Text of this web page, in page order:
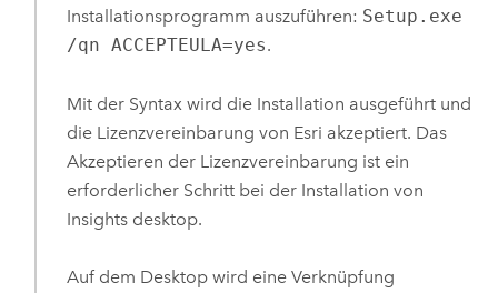
Installationsprogramm auszuführen: Setup.exe
/qn ACCEPTEULA=yes.
Mit der Syntax wird die Installation ausgeführt und
die Lizenzvereinbarung von Esri akzeptiert. Das
Akzeptieren der Lizenzvereinbarung ist ein
erforderlicher Schritt bei der Installation von
Insights desktop.
Auf dem Desktop wird eine Verknüpfung